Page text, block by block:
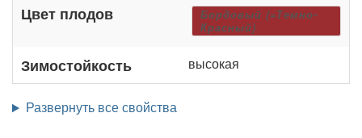
Цвет плодов
Бордовый (=Темно-
Красный)
Зимостойкость высокая
Развернуть все свойства